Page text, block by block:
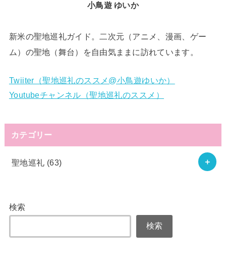
小鳥遊 ゆいか
新米の聖地巡礼ガイド。二次元（アニメ、漫画、ゲー
ム）の聖地（舞台）を自由気ままに訪れています。
Twiiter（聖地巡礼のススメ@小鳥遊ゆいか）
Youtubeチャンネル（聖地巡礼のススメ）
カテゴリー
聖地巡礼 (63)
検索
検索